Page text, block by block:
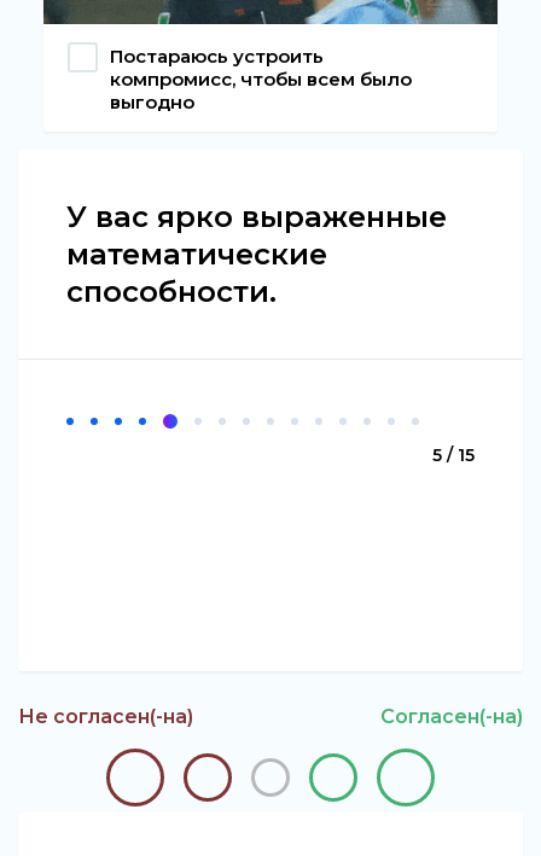
Постараюсь устроить
компромисс, чтобы всем было
выгодно
У вас ярко выраженные
математические
способности.
5 / 15
Не согласен(-на) Согласен(-на)